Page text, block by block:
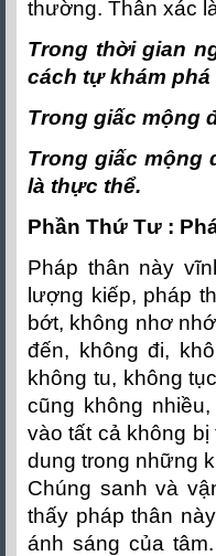
thường. Thân xác
Trong thời gian
cách tự khám
Trong giấc mộng
Trong giấc mộng
là thực thể.
Phần Thứ Tư :
Pháp thân này
lượng kiếp, pháp
bớt, không nhơ
đến, không đi,
không tu, không
cũng không
vào tất cả không
dung trong những
Chúng sanh và
thấy pháp thân
ánh sáng của